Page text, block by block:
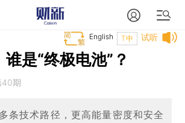
试听
T中
English
是“终极电池”？
40期
条技术路径，更高能量密度和安全